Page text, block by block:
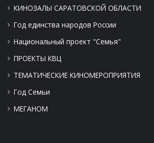
КИНОЗАЛЫ САРАТОВСКОЙ ОБЛАСТИ
Год единства народов России
Национальный проект "Семья"
ПРОЕКТЫ КВЦ
ТЕМАТИЧЕСКИЕ КИНОМЕРОПРИЯТИЯ
Год Семьи
МЕГАНОМ